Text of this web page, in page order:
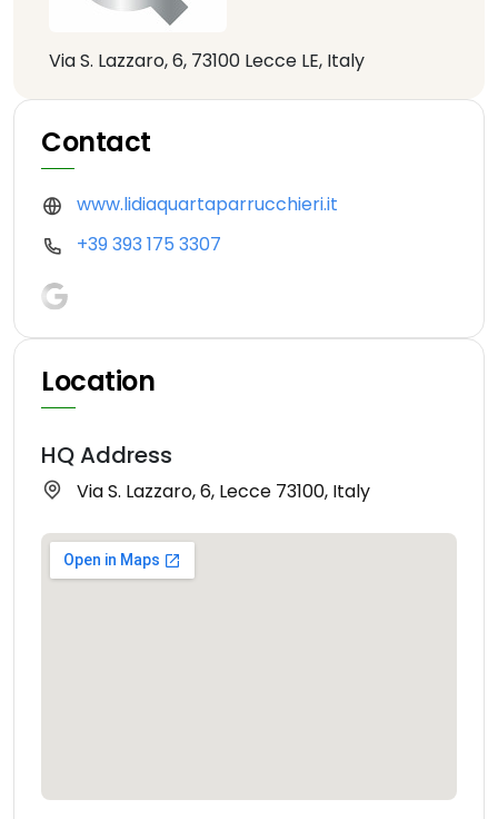
Via S. Lazzaro, 6, 73100 Lecce LE, Italy
Contact
www.lidiaquartaparrucchieri.it
+39 393 175 3307
Location
HQ Address
Via S. Lazzaro, 6, Lecce 73100, Italy